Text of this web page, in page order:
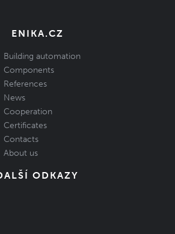
ENIKA.CZ
Building automation
Components
References
News
Cooperation
Certificates
Contacts
About us
ODKAZY